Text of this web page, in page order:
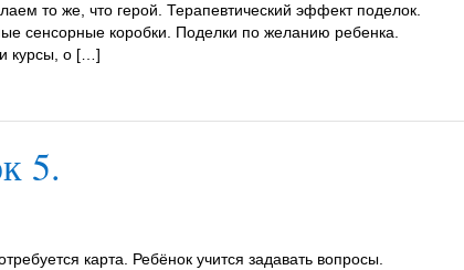
то же, что герой. Терапевтический эффект поделок.
сенсорные коробки. Поделки по желанию ребенка.
курсы, о […]
5.
карта. Ребёнок учится задавать вопросы.